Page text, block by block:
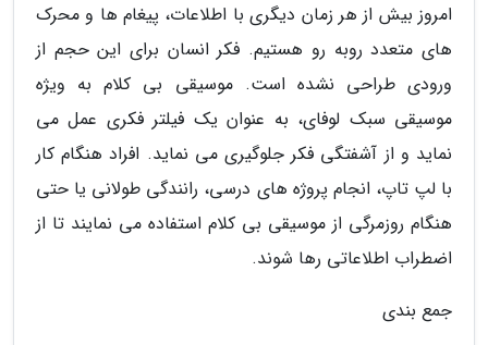
امروز بیش از هر زمان دیگری با اطلاعات، پیغام ها و محرک
های متعدد روبه رو هستیم. فکر انسان برای این حجم از
ورودی طراحی نشده است. موسیقی بی کلام به ویژه
موسیقی سبک لوفای، به عنوان یک فیلتر فکری عمل می
نماید و از آشفتگی فکر جلوگیری می نماید. افراد هنگام کار
با لپ تاپ، انجام پروژه های درسی، رانندگی طولانی یا حتی
هنگام روزمرگی از موسیقی بی کلام استفاده می نمایند تا از
اضطراب اطلاعاتی رها شوند.
جمع بندی